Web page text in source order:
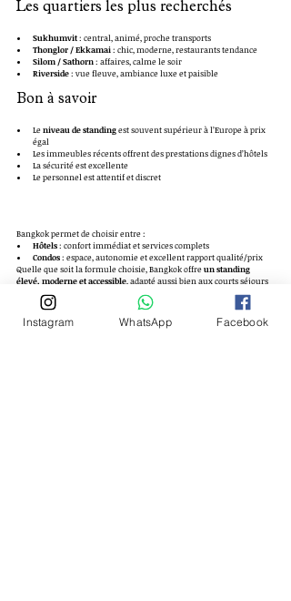
Les quartiers les plus recherchés
Sukhumvit : central, animé, proche transports
Thonglor / Ekkamai : chic, moderne, restaurants tendance
Silom / Sathorn : affaires, calme le soir
Riverside : vue fleuve, ambiance luxe et paisible
Bon à savoir
Le niveau de standing est souvent supérieur à l’Europe à prix
égal
Les immeubles récents offrent des prestations dignes d’hôtels
La sécurité est excellente
Le personnel est attentif et discret
Bangkok permet de choisir entre :
Hôtels : confort immédiat et services complets
Condos : espace, autonomie et excellent rapport qualité/prix
Quelle que soit la formule choisie, Bangkok offre un standing
élevé, moderne et accessible, adapté aussi bien aux courts séjours
qu’aux longues installations.
Instagram WhatsApp Facebook